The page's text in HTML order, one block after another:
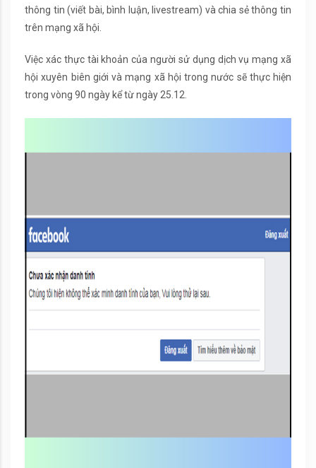
thông tin (viết bài, bình luận, livestream) và chia sẻ thông tin
trên mạng xã hội.
Việc xác thực tài khoản của người sử dụng dịch vụ mạng xã
hội xuyên biên giới và mạng xã hội trong nước sẽ thực hiện
trong vòng 90 ngày kể từ ngày 25.12.